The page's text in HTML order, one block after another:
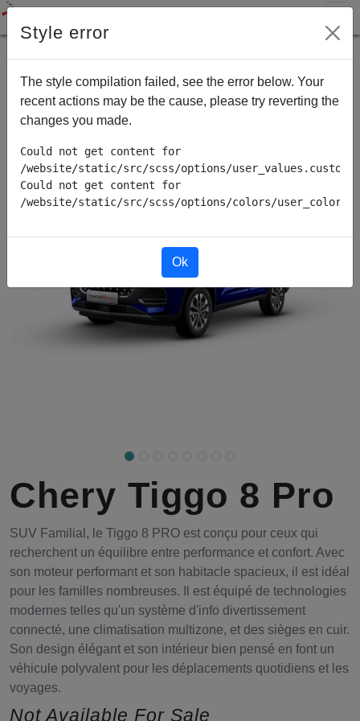
Tous les produits Vente véhicule Chery Tiggo 8 Pro
Chery Tiggo 8 Pro
SUV Familial, le Tiggo 8 PRO est conçu pour ceux qui
recherchent un équilibre entre performance et confort. Avec
son moteur performant et son habitacle spacieux, il est idéal
pour les familles nombreuses. Il est équipé de technologies
modernes telles qu'un système d'info divertissement
connecté, une climatisation multizone, et des sièges en cuir.
Son design élégant et son intérieur bien pensé en font un
véhicule polyvalent pour les déplacements quotidiens et les
voyages.
Not Available For Sale
Style error
The style compilation failed, see the error below. Your
recent actions may be the cause, please try reverting the
changes you made.
Could not get content for
/website/static/src/scss/options/
Could not get content for
/website/static/src/scss/options/colors/
Ok